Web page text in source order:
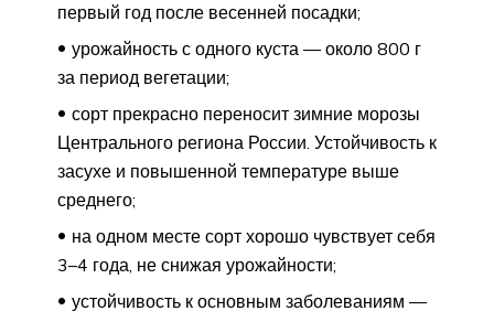
первый год после весенней посадки;
урожайность с одного куста — около 800 г
за период вегетации;
сорт прекрасно переносит зимние морозы
Центрального региона России. Устойчивость к
засухе и повышенной температуре выше
среднего;
на одном месте сорт хорошо чувствует себя
3–4 года, не снижая урожайности;
устойчивость к основным заболеваниям —